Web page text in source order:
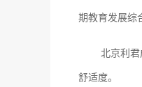
期教育发展综
北京利
舒适度。